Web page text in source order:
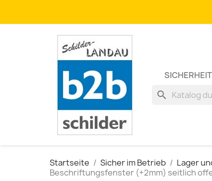
search
Startseite Sicher im Betrieb Lager
Beschriftungsfenster (+2mm) seitlich